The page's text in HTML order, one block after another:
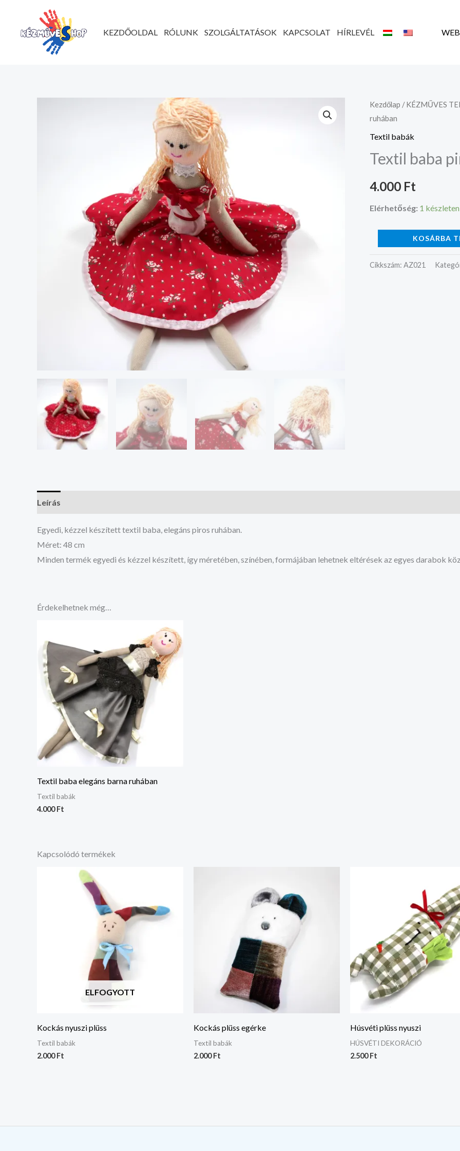
tartalomhoz
KEZDŐOLDAL RÓLUNK SZOLGÁLTATÁSOK KAPCSOLAT HÍRLEVÉL
Kezdőlap /KÉZMŰVES
ruhában
Textil babák
Textil baba
4.000 Ft
Elérhetőség: 1 készleten
Textil
baba
piros
mennyiség
KOSÁRBA
Cikkszám: AZ021
Leírás
Egyedi, kézzel készített textil baba, elegáns piros ruhában.
Méret: 48 cm
Minden termék egyedi és kézzel készített, így méretében, színében, formájában lehetnek eltérések az egyes darabok
Érdekelhetnek még…
Textil baba elegáns barna ruhában
Textil babák
4.000Ft
Kapcsolódó termékek
ELFOGYOTT
Kockás nyuszi plüss
Textil babák
2.000Ft
Kockás plüss egérke
Textil babák
2.000Ft
Húsvéti plüss nyuszi
HÚSVÉTI DEKORÁCIÓ
2.500Ft